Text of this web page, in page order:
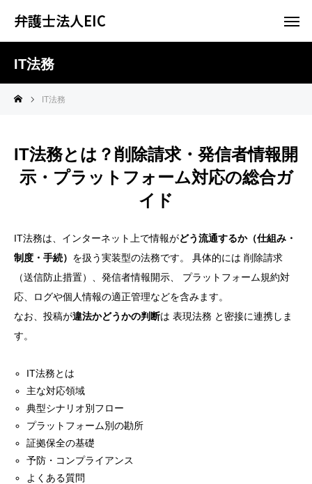
弁護士法人EIC
IT法務
IT法務
IT法務とは？削除請求・発信者情報開
示・プラットフォーム対応の総合ガ
イド
IT法務は、インターネット上で情報がどう流通するか（仕組み・
制度・手続） を扱う実装型の法務です。 具体的には 削除請求
（送信防止措置）
発信者情報開示 、 プラットフォーム規約対
応、ログや個人情報の適正管理などを含みます。
なお、投稿が違法かどうかの判断は 表現法務 と密接に連携しま
す。
IT法務とは
主な対応領域
典型シナリオ別フロー
プラットフォーム別の勘所
証拠保全の基礎
予防・コンプライアンス
よくある質問